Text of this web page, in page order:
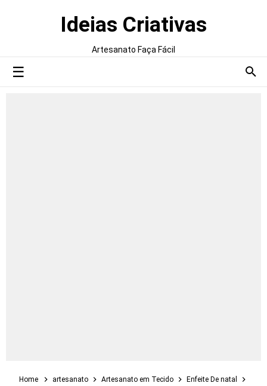
Ideias Criativas
Artesanato Faça Fácil
Home artesanato Artesanato em Tecido
Enfeite De natal